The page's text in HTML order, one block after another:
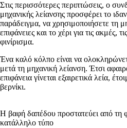
Στις περισσότερες περιπτώσεις, ο
μηχανικής λείανσης προσφέρει το
παράδειγμα, να χρησιμοποιήσετε τη
επιφάνειες και το χέρι για τις ακμές,
φινίρισμα.
Ένα καλό κόλπο είναι να
μετά τη μηχανική λείανση. Έτσι
επιφάνεια γίνεται εξαιρετικά λεία,
βερνίκι.
Η βαφή δαπέδου προστατεύει από τη
κατάλληλο τύπο